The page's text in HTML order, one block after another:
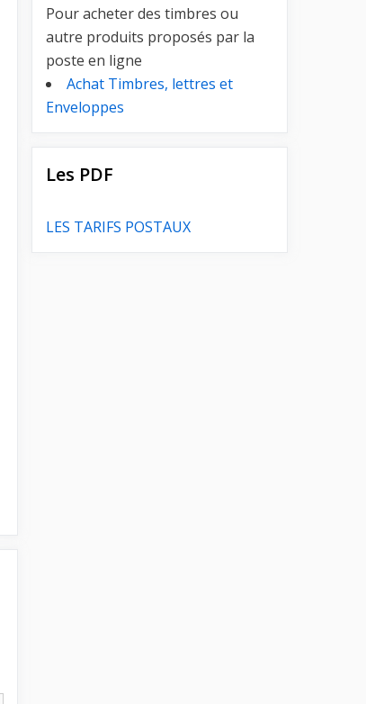
Pour acheter des timbres ou
autre produits proposés par la
poste en ligne
Achat Timbres, lettres et
Enveloppes
Les PDF
LES TARIFS POSTAUX